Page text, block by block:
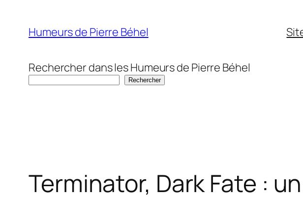
contenu
Humeurs de Pierre Béhel
Rechercher dans les Humeurs de Pierre Béhel
Rechercher
Terminator, Dark Fate :